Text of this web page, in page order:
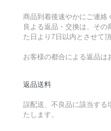
商品到着後速やかにご連絡
良よる返品・交換は、その
た日より7日以内とさせて頂
お客様の都合による返品は
返品送料
誤配送、不良品に該当する
たします。